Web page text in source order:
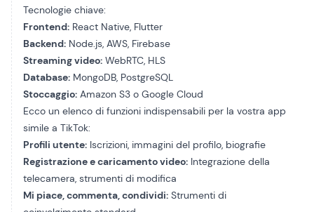
Tecnologie chiave:
Frontend: React Native, Flutter
Backend: Node.js, AWS, Firebase
Streaming video: WebRTC, HLS
Database: MongoDB, PostgreSQL
Stoccaggio: Amazon S3 o Google Cloud
Ecco un elenco di funzioni indispensabili per la vostra app
simile a TikTok:
Profili utente: Iscrizioni, immagini del profilo, biografie
Registrazione e caricamento video: Integrazione della
telecamera, strumenti di modifica
Mi piace, commenta, condividi: Strumenti di